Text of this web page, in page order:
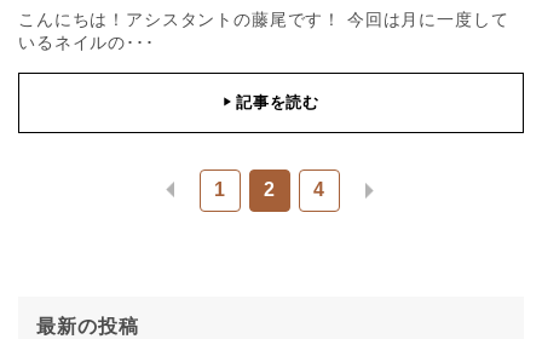
こんにちは！アシスタントの藤尾です！ 今回は月に一度して
いるネイルの･･･
▶記事を読む
1 2 4
最新の投稿